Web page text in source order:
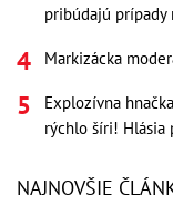
pribúdajú
Markizácka
Explozívna
rýchlo šíri! Hlásia
NAJNOVŠIE